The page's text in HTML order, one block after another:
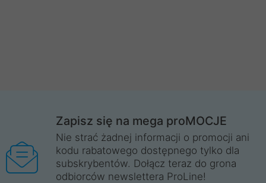
Zapisz się na mega proMOCJE
Nie strać żadnej informacji o promocji ani
kodu rabatowego dostępnego tylko dla
subskrybentów. Dołącz teraz do grona
odbiorców newslettera ProLine!